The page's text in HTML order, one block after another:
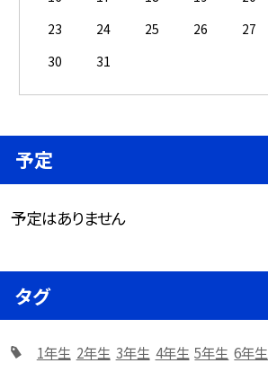
23
24 25 26 27
30
31
予定
予定はありません
タグ
1年生 2年生 3年生 4年生 5年生 6年生